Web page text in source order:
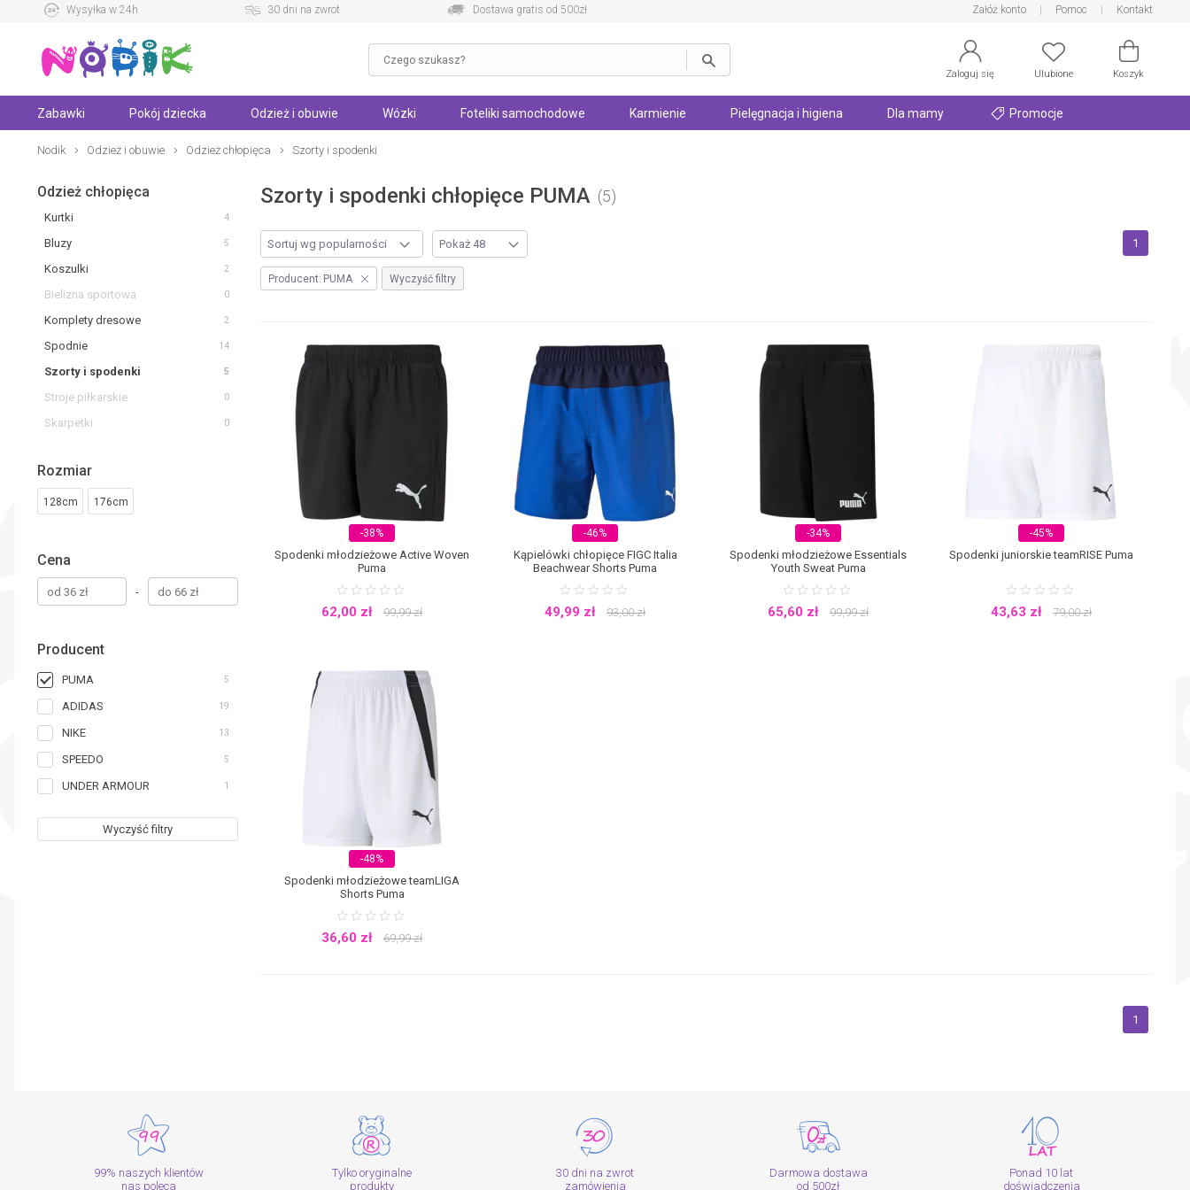
Wysyłka w 24h 30 dni na zwrot Dostawa gratis od 500zł Załóż konto Pomoc Kontakt
Zaloguj się Ulubione Koszyk
Zabawki Pokój dziecka Odzież i obuwie Wózki Foteliki samochodowe Karmienie Pielęgnacja i higiena Dla mamy Promocje
Nodik Odzież i obuwie Odzież chłopięca Szorty i spodenki
Szorty i spodenki chłopięce PUMA 5
Odzież chłopięca
Kurtki 4
Bluzy 5
Koszulki 2
Bielizna sportowa 0
Komplety dresowe 2
Spodnie 14
Szorty i spodenki 5
Stroje piłkarskie 0
Skarpetki 0
Rozmiar
128cm 176cm
Cena
-
Producent
PUMA 5
ADIDAS 19
NIKE 13
SPEEDO 5
UNDER ARMOUR 1
Wyczyść filtry
1
Wyczyść filtry
Producent: PUMA
-38%
Spodenki młodzieżowe Active Woven
Puma
62,00 zł 99,99zł
-46%
Kąpielówki chłopięce FIGC Italia
Beachwear Shorts Puma
49,99 zł 93,00zł
-34%
Spodenki młodzieżowe Essentials
Youth Sweat Puma
65,60 zł 99,99zł
-45%
Spodenki juniorskie teamRISE Puma
43,63 zł 79,00zł
-48%
Spodenki młodzieżowe teamLIGA
Shorts Puma
36,60 zł 69,99zł
1
99% naszych klientów
nas poleca
Tylko oryginalne
produkty
30 dni na zwrot
zamówienia
Darmowa dostawa
od 500zł
Ponad 10 lat
doświadczenia